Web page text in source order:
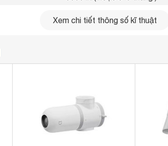
60 lít/giờ
Xem chi tiết thông số kĩ thuật